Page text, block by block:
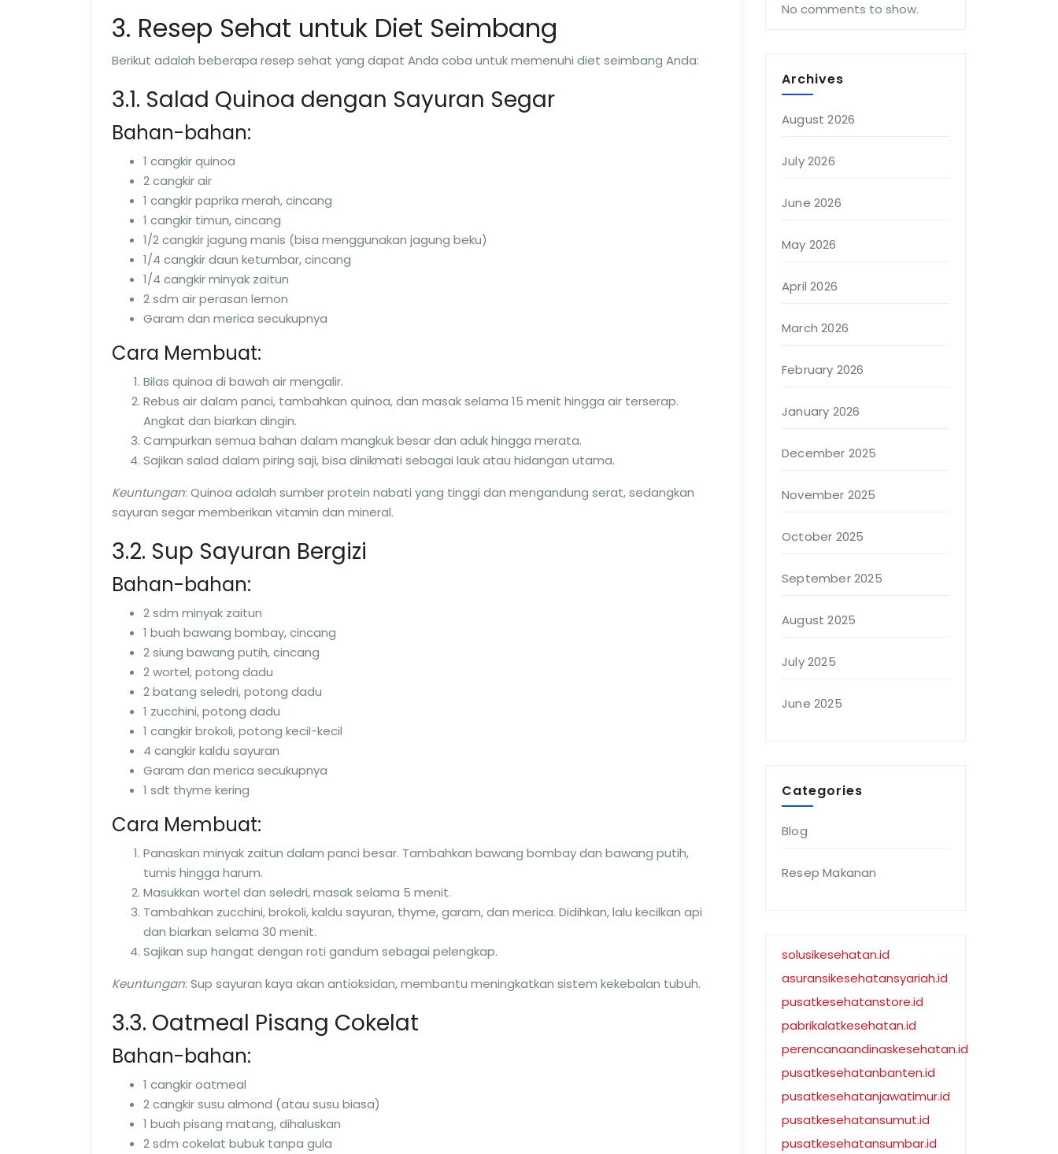
3. Resep Sehat untuk Diet Seimbang
Berikut adalah beberapa resep sehat yang dapat Anda coba untuk memenuhi diet seimbang Anda:
3.1. Salad Quinoa dengan Sayuran Segar
Bahan-bahan:
1 cangkir quinoa
2 cangkir air
1 cangkir paprika merah, cincang
1 cangkir timun, cincang
1/2 cangkir jagung manis (bisa menggunakan jagung beku)
1/4 cangkir daun ketumbar, cincang
1/4 cangkir minyak zaitun
2 sdm air perasan lemon
Garam dan merica secukupnya
Cara Membuat:
Bilas quinoa di bawah air mengalir.
Rebus air dalam panci, tambahkan quinoa, dan masak selama 15 menit hingga air terserap.
Angkat dan biarkan dingin.
Campurkan semua bahan dalam mangkuk besar dan aduk hingga merata.
Sajikan salad dalam piring saji, bisa dinikmati sebagai lauk atau hidangan utama.
Keuntungan: Quinoa adalah sumber protein nabati yang tinggi dan mengandung serat, sedangkan
sayuran segar memberikan vitamin dan mineral.
3.2. Sup Sayuran Bergizi
Bahan-bahan:
2 sdm minyak zaitun
1 buah bawang bombay, cincang
2 siung bawang putih, cincang
2 wortel, potong dadu
2 batang seledri, potong dadu
1 zucchini, potong dadu
1 cangkir brokoli, potong kecil-kecil
4 cangkir kaldu sayuran
Garam dan merica secukupnya
1 sdt thyme kering
Cara Membuat:
Panaskan minyak zaitun dalam panci besar. Tambahkan bawang bombay dan bawang putih,
tumis hingga harum.
Masukkan wortel dan seledri, masak selama 5 menit.
Tambahkan zucchini, brokoli, kaldu sayuran, thyme, garam, dan merica. Didihkan, lalu kecilkan api
dan biarkan selama 30 menit.
Sajikan sup hangat dengan roti gandum sebagai pelengkap.
Keuntungan: Sup sayuran kaya akan antioksidan, membantu meningkatkan sistem kekebalan tubuh.
3.3. Oatmeal Pisang Cokelat
Bahan-bahan:
1 cangkir oatmeal
2 cangkir susu almond (atau susu biasa)
1 buah pisang matang, dihaluskan
2 sdm cokelat bubuk tanpa gula
No comments to show.
Archives
August 2026
July 2026
June 2026
May 2026
April 2026
March 2026
February 2026
January 2026
December 2025
November 2025
October 2025
September 2025
August 2025
July 2025
June 2025
Categories
Blog
Resep Makanan
solusikesehatan.id
asuransikesehatansyariah.id
pusatkesehatanstore.id
pabrikalatkesehatan.id
perencanaandinaskesehatan.id
pusatkesehatanbanten.id
pusatkesehatanjawatimur.id
pusatkesehatansumut.id
pusatkesehatansumbar.id